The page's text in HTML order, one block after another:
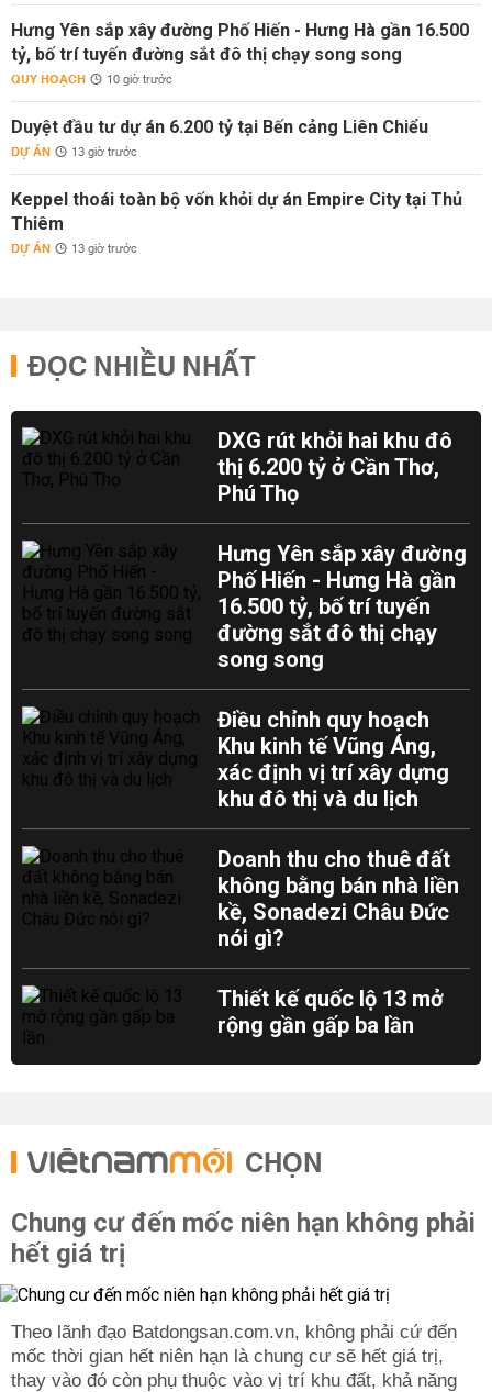
Hưng Yên sắp xây đường Phố Hiến - Hưng Hà gần 16.500
tỷ, bố trí tuyến đường sắt đô thị chạy song song
QUY HOẠCH 10 giờ trước
Duyệt đầu tư dự án 6.200 tỷ tại Bến cảng Liên Chiểu
DỰ ÁN 13 giờ trước
Keppel thoái toàn bộ vốn khỏi dự án Empire City tại Thủ
Thiêm
DỰ ÁN 13 giờ trước
ĐỌC NHIỀU NHẤT
DXG rút khỏi hai khu đô
thị 6.200 tỷ ở Cần Thơ,
Phú Thọ
Hưng Yên sắp xây đường
Phố Hiến - Hưng Hà gần
16.500 tỷ, bố trí tuyến
đường sắt đô thị chạy
song song
Điều chỉnh quy hoạch
Khu kinh tế Vũng Áng,
xác định vị trí xây dựng
khu đô thị và du lịch
Doanh thu cho thuê đất
không bằng bán nhà liền
kề, Sonadezi Châu Đức
nói gì?
Thiết kế quốc lộ 13 mở
rộng gần gấp ba lần
CHỌN
Chung cư đến mốc niên hạn không phải
hết giá trị
Theo lãnh đạo Batdongsan.com.vn, không phải cứ đến
mốc thời gian hết niên hạn là chung cư sẽ hết giá trị,
thay vào đó còn phụ thuộc vào vị trí khu đất, khả năng